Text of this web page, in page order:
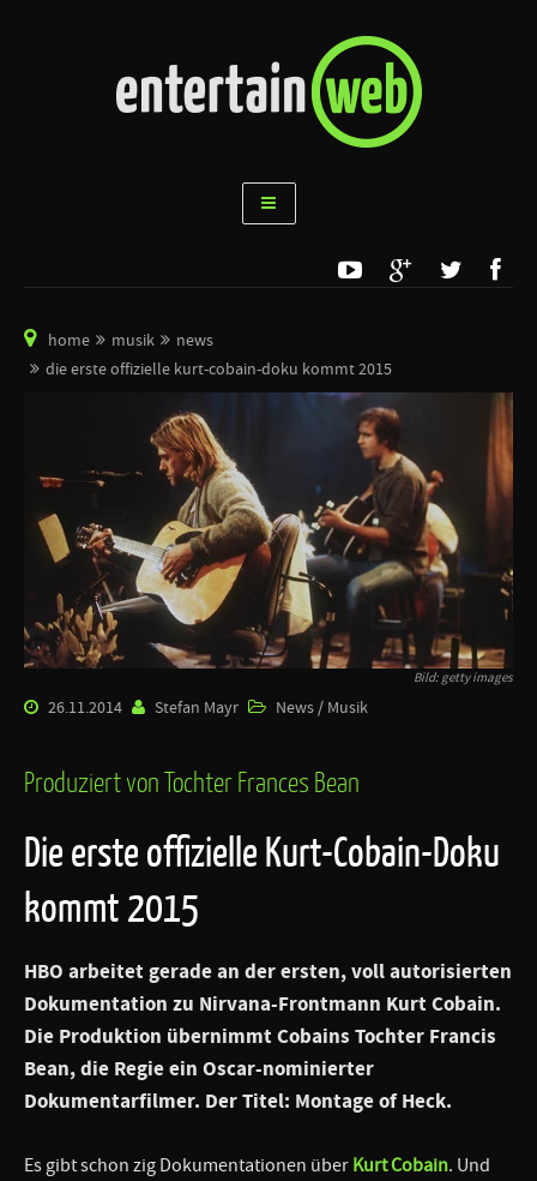
home musik
news
die erste offizielle kurt-cobain-doku kommt 2015
Bild: getty images
26.11.2014 Stefan Mayr News / Musik
Produziert von Tochter Frances Bean
Die erste offizielle Kurt-Cobain-Doku
kommt 2015
HBO arbeitet gerade an der ersten, voll autorisierten
Dokumentation zu Nirvana-Frontmann Kurt Cobain.
Die Produktion übernimmt Cobains Tochter Francis
Bean, die Regie ein Oscar-nominierter
Dokumentarfilmer. Der Titel: Montage of Heck.
Es gibt schon zig Dokumentationen über Kurt Cobain. Und